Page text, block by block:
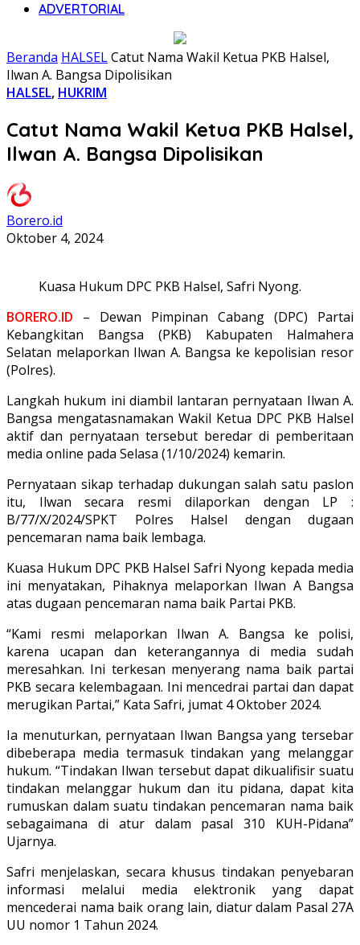
ADVERTORIAL
Beranda HALSELCatut Nama Wakil Ketua PKB Halsel,
Ilwan A. Bangsa Dipolisikan
HALSEL, HUKRIM
Catut Nama Wakil Ketua PKB Halsel,
Ilwan A. Bangsa Dipolisikan
Borero.id
Oktober 4, 2024
Kuasa Hukum DPC PKB Halsel, Safri Nyong.
BORERO.ID – Dewan Pimpinan Cabang (DPC) Partai
Kebangkitan Bangsa (PKB) Kabupaten Halmahera
Selatan melaporkan Ilwan A. Bangsa ke kepolisian resor
(Polres).
Langkah hukum ini diambil lantaran pernyataan Ilwan A.
Bangsa mengatasnamakan Wakil Ketua DPC PKB Halsel
aktif dan pernyataan tersebut beredar di pemberitaan
media online pada Selasa (1/10/2024) kemarin.
Pernyataan sikap terhadap dukungan salah satu paslon
itu, Ilwan secara resmi dilaporkan dengan LP :
B/77/X/2024/SPKT Polres Halsel dengan dugaan
pencemaran nama baik lembaga.
Kuasa Hukum DPC PKB Halsel Safri Nyong kepada media
ini menyatakan, Pihaknya melaporkan Ilwan A Bangsa
atas dugaan pencemaran nama baik Partai PKB.
“Kami resmi melaporkan Ilwan A. Bangsa ke polisi,
karena ucapan dan keterangannya di media sudah
meresahkan. Ini terkesan menyerang nama baik partai
PKB secara kelembagaan. Ini mencedrai partai dan dapat
merugikan Partai,” Kata Safri, jumat 4 Oktober 2024.
Ia menuturkan, pernyataan Ilwan Bangsa yang tersebar
dibeberapa media termasuk tindakan yang melanggar
hukum. “Tindakan Ilwan tersebut dapat dikualifisir suatu
tindakan melanggar hukum dan itu pidana, dapat kita
rumuskan dalam suatu tindakan pencemaran nama baik
sebagaimana di atur dalam pasal 310 KUH-Pidana”
Ujarnya.
Safri menjelaskan, secara khusus tindakan penyebaran
informasi melalui media elektronik yang dapat
mencederai nama baik orang lain, diatur dalam Pasal 27A
UU nomor 1 Tahun 2024.